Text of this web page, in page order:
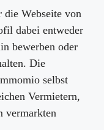
die Webseite von
dabei entweder
bewerben oder
Die
selbst
Vermietern,
vermarkten